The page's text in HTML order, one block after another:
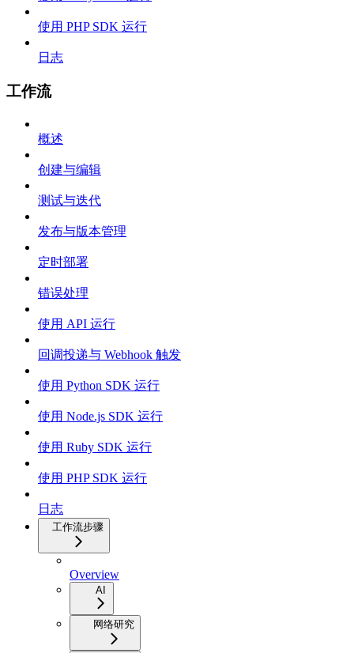
使用 PHP SDK 运行
日志
工作流
概述
创建与编辑
测试与迭代
发布与版本管理
定时部署
错误处理
使用 API 运行
回调投递与 Webhook 触发
使用 Python SDK 运行
使用 Node.js SDK 运行
使用 Ruby SDK 运行
使用 PHP SDK 运行
日志
工作流步骤
Overview
AI
网络研究